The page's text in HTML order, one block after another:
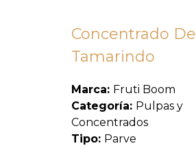
Concentrado De
Tamarindo
Marca: Fruti Boom
Categoría: Pulpas y
Concentrados
Tipo: Parve